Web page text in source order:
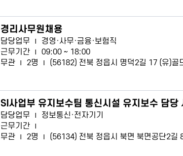
경리사무원채용
담당업무 |
경영·사무·금융·보험직
근무기간 |
09:00 ~ 18:00
무관 | 2명 | (56182) 전북 정읍시 명덕2길 17 (유)골
SI사업부 유지보수팀 통신시설 유지보수 담당
담당업무 |
정보통신·전자기기
근무기간 |
무관 | 2명 | (56134) 전북 정읍시 북면 북면공단2길